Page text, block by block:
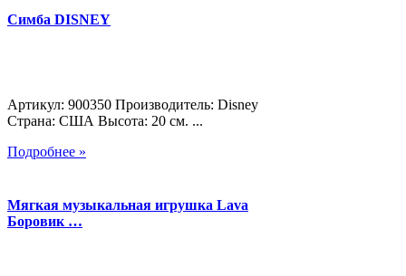
Симба DISNEY
Артикул: 900350 Производитель: Disney
Страна: США Высота: 20 см. ...
Подробнее »
Мягкая музыкальная игрушка Lava
Боровик …